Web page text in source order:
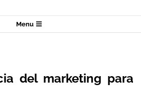
Menu
del marketing para